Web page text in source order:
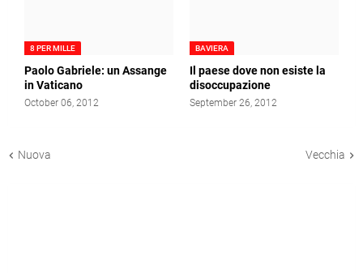
8 PER MILLE
Paolo Gabriele: un Assange
in Vaticano
October 06, 2012
BAVIERA
Il paese dove non esiste la
disoccupazione
September 26, 2012
Nuova Vecchia